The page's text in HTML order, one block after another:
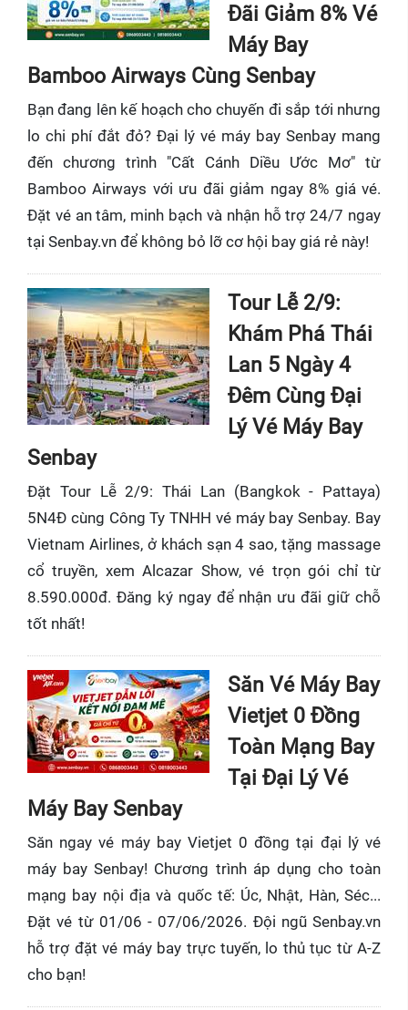
Đãi Giảm 8% Vé
Máy Bay
Bamboo Airways Cùng Senbay
Bạn đang lên kế hoạch cho chuyến đi sắp tới nhưng
lo chi phí đắt đỏ? Đại lý vé máy bay Senbay mang
đến chương trình "Cất Cánh Diều Ước Mơ" từ
Bamboo Airways với ưu đãi giảm ngay 8% giá vé.
Đặt vé an tâm, minh bạch và nhận hỗ trợ 24/7 ngay
tại Senbay.vn để không bỏ lỡ cơ hội bay giá rẻ này!
Tour Lễ 2/9:
Khám Phá Thái
Lan 5 Ngày 4
Đêm Cùng Đại
Lý Vé Máy Bay
Senbay
Đặt Tour Lễ 2/9: Thái Lan (Bangkok - Pattaya)
5N4Đ cùng Công Ty TNHH vé máy bay Senbay. Bay
Vietnam Airlines, ở khách sạn 4 sao, tặng massage
cổ truyền, xem Alcazar Show, vé trọn gói chỉ từ
8.590.000đ. Đăng ký ngay để nhận ưu đãi giữ chỗ
tốt nhất!
Săn Vé Máy Bay
Vietjet 0 Đồng
Toàn Mạng Bay
Tại Đại Lý Vé
Máy Bay Senbay
Săn ngay vé máy bay Vietjet 0 đồng tại đại lý vé
máy bay Senbay! Chương trình áp dụng cho toàn
mạng bay nội địa và quốc tế: Úc, Nhật, Hàn, Séc...
Đặt vé từ 01/06 - 07/06/2026. Đội ngũ Senbay.vn
hỗ trợ đặt vé máy bay trực tuyến, lo thủ tục từ A-Z
cho bạn!